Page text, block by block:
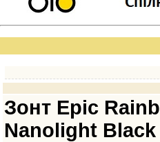
Зонт Epic
Nanolight Black